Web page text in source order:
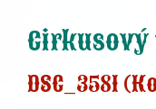
Cirkusový
DSC_3581